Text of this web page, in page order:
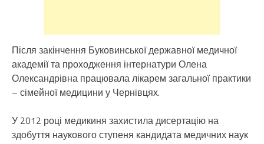
Після закінчення Буковинської державної медичної
академії та проходження інтернатури Олена
Олександрівна працювала лікарем загальної практики
– сімейної медицини у Чернівцях.
У 2012 році медикиня захистила дисертацію на
здобуття наукового ступеня кандидата медичних наук